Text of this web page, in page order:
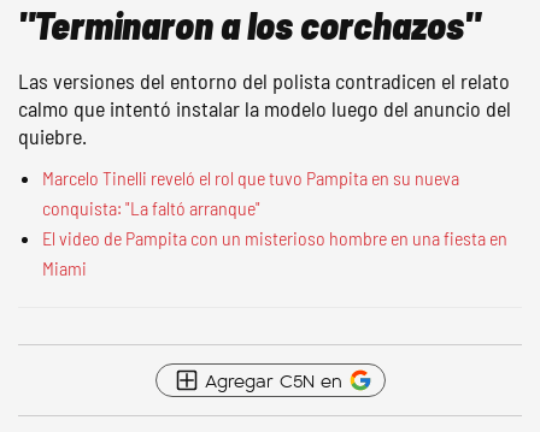
"Terminaron a los corchazos"
Las versiones del entorno del polista contradicen el relato
calmo que intentó instalar la modelo luego del anuncio del
quiebre.
Marcelo Tinelli reveló el rol que tuvo Pampita en su nueva
conquista: "La faltó arranque"
El video de Pampita con un misterioso hombre en una fiesta en
Miami
Agregar C5N en